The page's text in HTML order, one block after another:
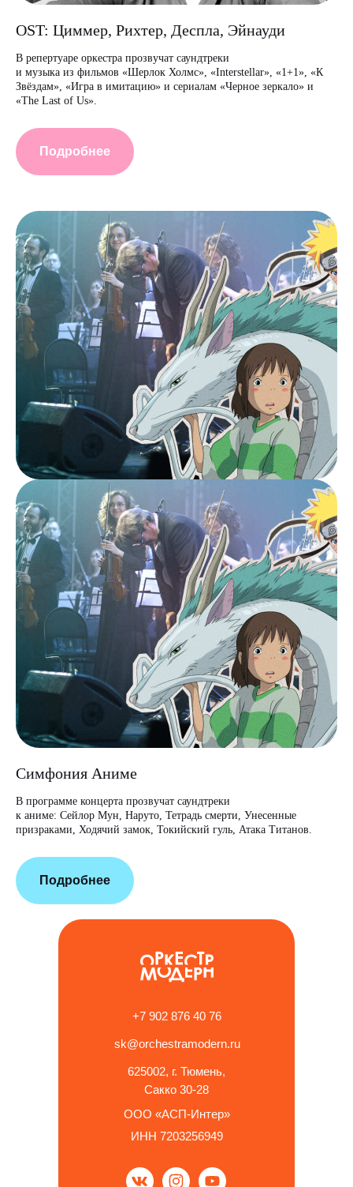
OST: Циммер, Рихтер, Деспла, Эйнауди
В репертуаре оркестра прозвучат саундтреки
и музыка из фильмов «Шерлок Холмс», «Interstellar», «1+1», «К
Звёздам», «Игра в имитацию» и сериалам «Черное зеркало» и
«The Last of Us».
Подробнее
Симфония Аниме
В программе концерта прозвучат саундтреки
к аниме: Сейлор Мун, Наруто, Тетрадь смерти, Унесенные
призраками, Ходячий замок, Токийский гуль, Атака Титанов.
Подробнее
ООО «АСП-Интер»
ИНН 7203256949
sk@orchestramodern.ru
+7 902 876 40 76
625002, г. Тюмень,
Сакко 30-28